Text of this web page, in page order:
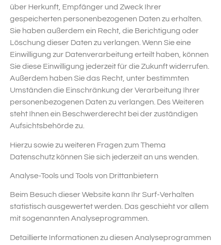
über Herkunft, Empfänger und Zweck Ihrer
gespeicherten personenbezogenen Daten zu erhalten.
Sie haben außerdem ein Recht, die Berichtigung oder
Löschung dieser Daten zu verlangen. Wenn Sie eine
Einwilligung zur Datenverarbeitung erteilt haben, können
Sie diese Einwilligung jederzeit für die Zukunft widerrufen.
Außerdem haben Sie das Recht, unter bestimmten
Umständen die Einschränkung der Verarbeitung Ihrer
personenbezogenen Daten zu verlangen. Des Weiteren
steht Ihnen ein Beschwerderecht bei der zuständigen
Aufsichtsbehörde zu.
Hierzu sowie zu weiteren Fragen zum Thema
Datenschutz können Sie sich jederzeit an uns wenden.
Analyse-Tools und Tools von Dritt­anbietern
Beim Besuch dieser Website kann Ihr Surf-Verhalten
statistisch ausgewertet werden. Das geschieht vor allem
mit sogenannten Analyseprogrammen.
Detaillierte Informationen zu diesen Analyseprogrammen